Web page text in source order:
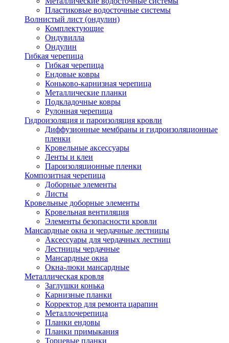
Пластиковые водосточные системы
Волнистый лист (ондулин)
Комплектующие
Ондувилла
Ондулин
Гибкая черепица
Гибкая черепица
Ендовые ковры
Коньково-карнизная черепица
Металлические планки
Подкладочные ковры
Рулонная черепица
Гидроизоляция и пароизоляция кровли
Диффузионные мембраны и гидроизоляционные
пленки
Кровельные аксессуары
Ленты и клеи
Пароизоляционные пленки
Композитная черепица
Доборные элементы
Листы
Кровельные доборные элементы
Кровельная вентиляция
Элементы безопасности кровли
Мансардные окна и чердачные лестницы
Аксессуары для чердачных лестниц
Лестницы чердачные
Мансардные окна
Окна-люки мансардные
Металлическая кровля
Заглушки конька
Карнизные планки
Корректор для ремонта царапин
Металлочерепица
Планки ендовы
Планки примыкания
Торцевые планки